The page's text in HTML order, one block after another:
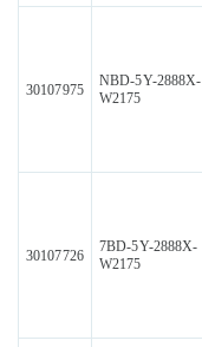
30107975
NBD-5Y-2888X-
W2175
30107726
7BD-5Y-2888X-
W2175